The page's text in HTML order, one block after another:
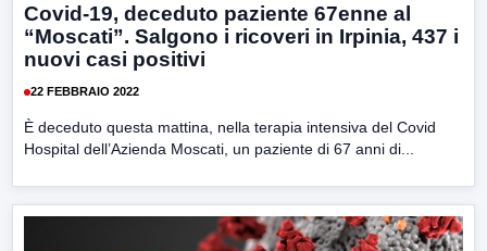
Covid-19, deceduto paziente 67enne al
“Moscati”. Salgono i ricoveri in Irpinia, 437 i
nuovi casi positivi
22 FEBBRAIO 2022
È deceduto questa mattina, nella terapia intensiva del Covid
Hospital dell’Azienda Moscati, un paziente di 67 anni di...